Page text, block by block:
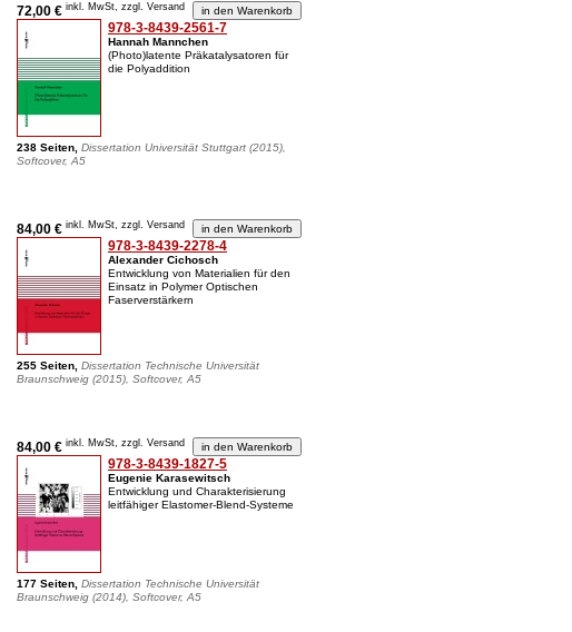
72,00 € inkl. MwSt, zzgl. Versand
978-3-8439-2561-7
Hannah Mannchen
(Photo)latente Präkatalysatoren für
die Polyaddition
238 Seiten, Dissertation Universität Stuttgart (2015),
Softcover, A5
84,00 € inkl. MwSt, zzgl. Versand
978-3-8439-2278-4
Alexander Cichosch
Entwicklung von Materialien für den
Einsatz in Polymer Optischen
Faserverstärkern
255 Seiten, Dissertation Technische Universität
Braunschweig (2015), Softcover, A5
84,00 € inkl. MwSt, zzgl. Versand
978-3-8439-1827-5
Eugenie Karasewitsch
Entwicklung und Charakterisierung
leitfähiger Elastomer-Blend-Systeme
177 Seiten, Dissertation Technische Universität
Braunschweig (2014), Softcover, A5